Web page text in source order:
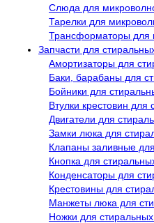
Слюда для
Тарелки для
Трансформаторы для
Запчасти для
Амортизаторы для
Баки, барабаны для
Бойники для
Втулки крестовин
Двигатели для
Замки люка для
Клапаны заливные
Кнопка для
Конденсаторы для
Крестовины для
Манжеты люка для
Ножки для